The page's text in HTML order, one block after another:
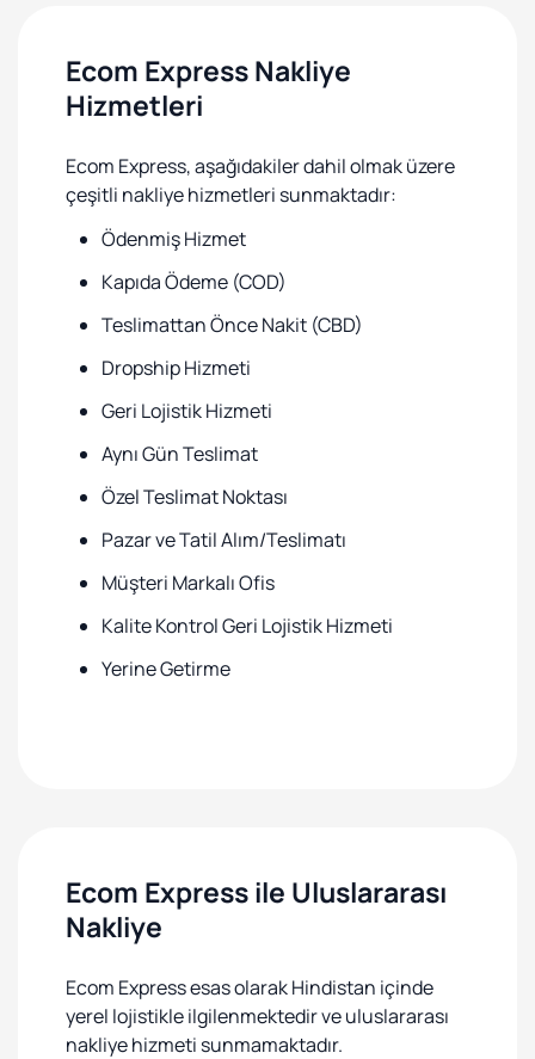
Ecom Express Nakliye
Hizmetleri
Ecom Express, aşağıdakiler dahil olmak üzere
çeşitli nakliye hizmetleri sunmaktadır:
Ödenmiş Hizmet
Kapıda Ödeme (COD)
Teslimattan Önce Nakit (CBD)
Dropship Hizmeti
Geri Lojistik Hizmeti
Aynı Gün Teslimat
Özel Teslimat Noktası
Pazar ve Tatil Alım/Teslimatı
Müşteri Markalı Ofis
Kalite Kontrol Geri Lojistik Hizmeti
Yerine Getirme
Ecom Express ile Uluslararası
Nakliye
Ecom Express esas olarak Hindistan içinde
yerel lojistikle ilgilenmektedir ve uluslararası
nakliye hizmeti sunmamaktadır.